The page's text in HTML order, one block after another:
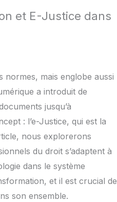
et E-Justice dans
normes, mais englobe aussi
a introduit de
jusqu’à
: l’e-Justice, qui est la
nous explorerons
du droit s’adaptent à
dans le système
et il est crucial de
son ensemble.